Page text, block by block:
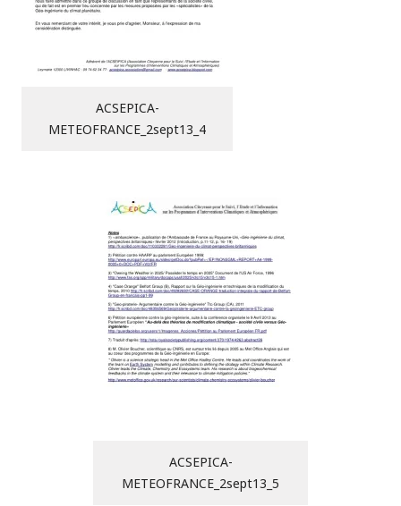
ACSEPICA-
METEOFRANCE_2sept13_4
ACSEPICA-
METEOFRANCE_2sept13_5